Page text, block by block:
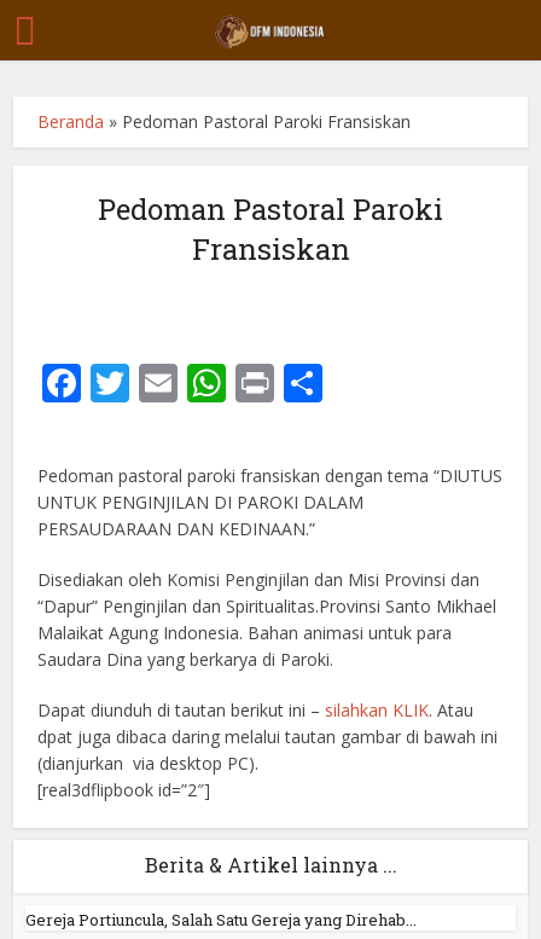
Beranda » Pedoman Pastoral Paroki Fransiskan
Pedoman Pastoral Paroki
Fransiskan
Facebook
Twitter
EmailWhatsApp
Print
Pedoman pastoral paroki fransiskan dengan tema “DIUTUS
UNTUK PENGINJILAN DI PAROKI DALAM
PERSAUDARAAN DAN KEDINAAN.”
Disediakan oleh Komisi Penginjilan dan Misi Provinsi dan
“Dapur” Penginjilan dan Spiritualitas.Provinsi Santo Mikhael
Malaikat Agung Indonesia. Bahan animasi untuk para
Saudara Dina yang berkarya di Paroki.
Dapat diunduh di tautan berikut ini – silahkan KLIK. Atau
dpat juga dibaca daring melalui tautan gambar di bawah ini
(dianjurkan via desktop PC).
[real3dflipbook id=”2″]
Berita & Artikel lainnya ...
Gereja Portiuncula, Salah Satu Gereja yang Direhab...